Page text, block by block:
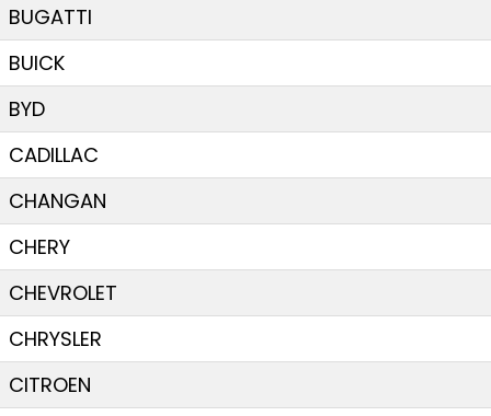
BUGATTI
BUICK
BYD
CADILLAC
CHANGAN
CHERY
CHEVROLET
CHRYSLER
CITROEN